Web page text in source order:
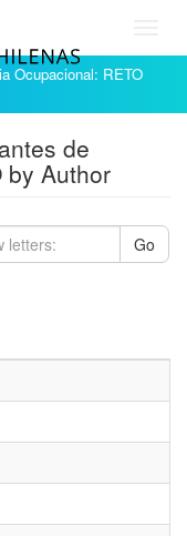
Ocupacional: RETO
de
by Author
Go